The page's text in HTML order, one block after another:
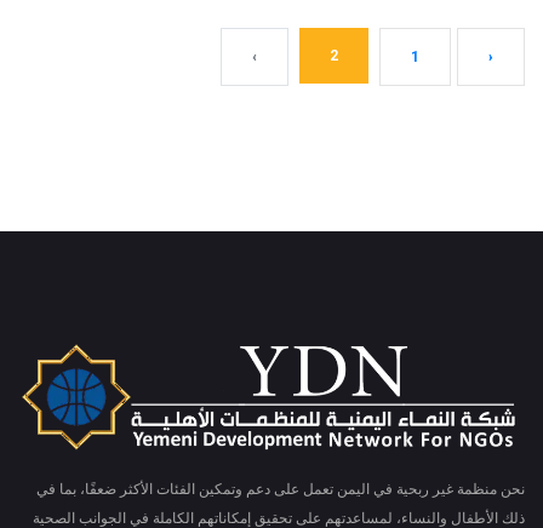
‹
1
2
›
نحن منظمة غير ربحية في اليمن تعمل على دعم وتمكين الفئات الأكثر ضعفًا، بما في
ذلك الأطفال والنساء، لمساعدتهم على تحقيق إمكاناتهم الكاملة في الجوانب الصحية